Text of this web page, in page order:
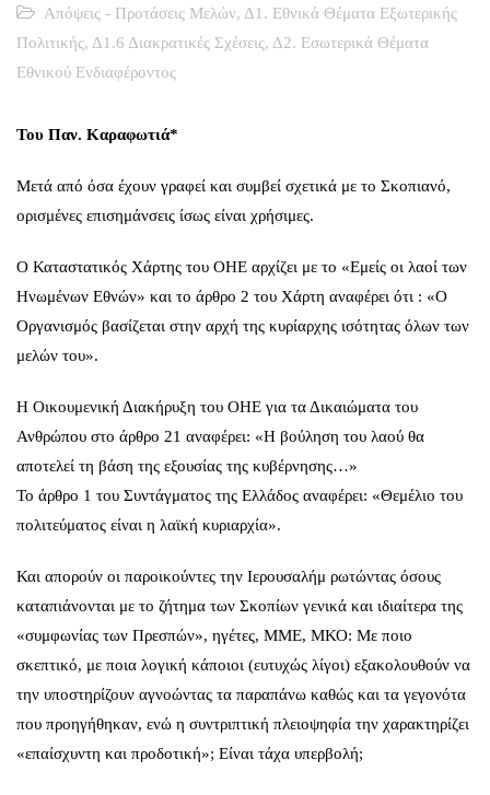
Απόψεις - Προτάσεις Μελών, Δ1. Εθνικά Θέματα Εξωτερικής
Πολιτικής, Δ1.6 Διακρατικές Σχέσεις, Δ2. Εσωτερικά Θέματα
Εθνικού Ενδιαφέροντος
Του Παν. Καραφωτιά*
Μετά από όσα έχουν γραφεί και συμβεί σχετικά με το Σκοπιανό,
ορισμένες επισημάνσεις ίσως είναι χρήσιμες.
Ο Καταστατικός Χάρτης του ΟΗΕ αρχίζει με το «Εμείς οι λαοί των
Ηνωμένων Εθνών» και το άρθρο 2 του Χάρτη αναφέρει ότι : «Ο
Οργανισμός βασίζεται στην αρχή της κυρίαρχης ισότητας όλων των
μελών του».
Η Οικουμενική Διακήρυξη του ΟΗΕ για τα Δικαιώματα του
Ανθρώπου στο άρθρο 21 αναφέρει: «Η βούληση του λαού θα
αποτελεί τη βάση της εξουσίας της κυβέρνησης…»
Το άρθρο 1 του Συντάγματος της Ελλάδος αναφέρει: «Θεμέλιο του
πολιτεύματος είναι η λαϊκή κυριαρχία».
Και απορούν οι παροικούντες την Ιερουσαλήμ ρωτώντας όσους
καταπιάνονται με το ζήτημα των Σκοπίων γενικά και ιδιαίτερα της
«συμφωνίας των Πρεσπών», ηγέτες, ΜΜΕ, ΜΚΟ: Με ποιο
σκεπτικό, με ποια λογική κάποιοι (ευτυχώς λίγοι) εξακολουθούν να
την υποστηρίζουν αγνοώντας τα παραπάνω καθώς και τα γεγονότα
που προηγήθηκαν, ενώ η συντριπτική πλειοψηφία την χαρακτηρίζει
«επαίσχυντη και προδοτική»; Είναι τάχα υπερβολή;